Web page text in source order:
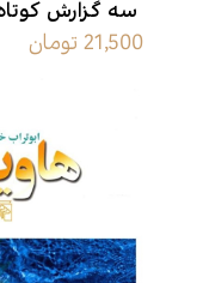
سه گزارش کوتاه
نوید و نگار21,500 تومان